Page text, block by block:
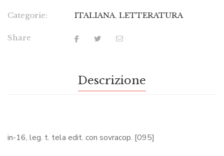
Categorie: ITALIANA, LETTERATURA
Share
Descrizione
in-16, leg. t. tela edit. con sovracop. [095]